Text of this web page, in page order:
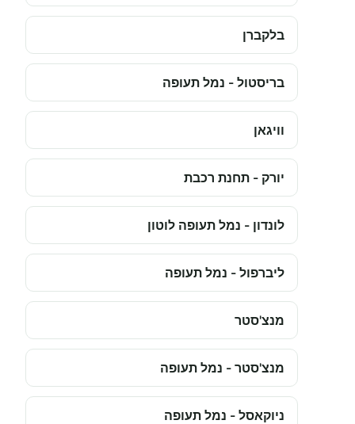
בלקברן
בריסטול - נמל תעופה
וויגאן
יורק - תחנת רכבת
לונדון - נמל תעופה לוטון
ליברפול - נמל תעופה
מנצ'סטר
מנצ'סטר - נמל תעופה
ניוקאסל - נמל תעופה